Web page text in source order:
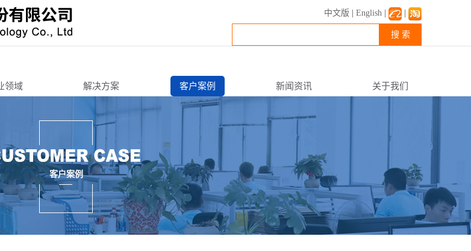
中文版 English
搜 索
领域
城市
边
后装
解决方案
智能终端
智慧城市
交通工具
3C周边
商用锁
客户案例 新闻资讯 关于我们
联系我们
客户案例